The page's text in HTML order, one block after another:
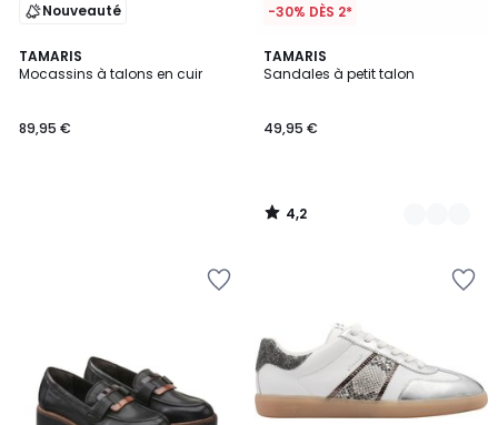
Nouveauté
TAMARIS
Mocassins à talons en cuir
89,95 €
-30% DÈS 2*
TAMARIS
Sandales à petit talon
49,95 €
4,2
/ 5
4
Couleurs
4,2
/